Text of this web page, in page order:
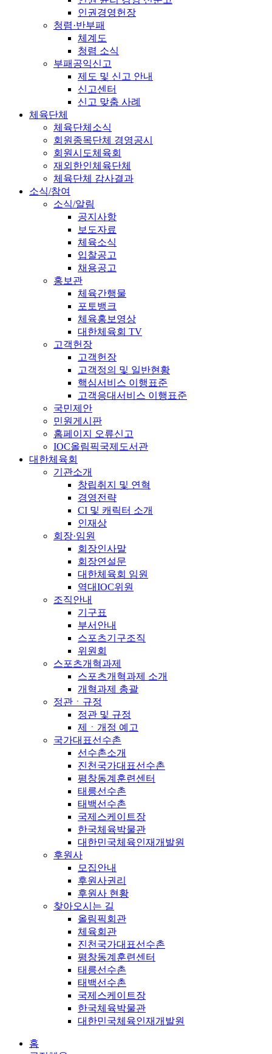
인권경영헌장
청렴·반부패
체계도
청렴 소식
부패공익신고
제도 및 신고 안내
신고센터
신고 맞춤 사례
체육단체
체육단체소식
회원종목단체 경영공시
회원시도체육회
재외한인체육단체
체육단체 감사결과
소식/참여
소식/알림
공지사항
보도자료
체육소식
입찰공고
채용공고
홍보관
체육간행물
포토뱅크
체육홍보영상
대한체육회 TV
고객헌장
고객헌장
고객정의 및 일반현황
핵심서비스 이행표준
고객응대서비스 이행표준
국민제안
민원게시판
홈페이지 오류신고
IOC올림픽국제도서관
대한체육회
기관소개
창립취지 및 연혁
경영전략
CI 및 캐릭터 소개
인재상
회장·임원
회장인사말
회장연설문
대한체육회 임원
역대IOC위원
조직안내
기구표
부서안내
스포츠기구조직
위원회
스포츠개혁과제
스포츠개혁과제 소개
개혁과제 총괄
정관ㆍ규정
정관 및 규정
제ㆍ개정 예고
국가대표선수촌
선수촌소개
진천국가대표선수촌
평창동계훈련센터
태릉선수촌
태백선수촌
국제스케이트장
한국체육박물관
대한민국체육인재개발원
후원사
모집안내
후원사권리
후원사 현황
찾아오시는 길
올림픽회관
체육회관
진천국가대표선수촌
평창동계훈련센터
태릉선수촌
태백선수촌
국제스케이트장
한국체육박물관
대한민국체육인재개발원
홈